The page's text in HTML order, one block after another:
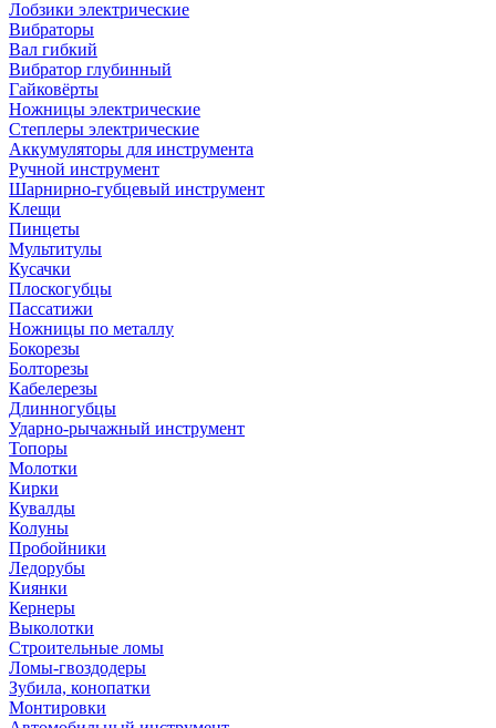
Лобзики электрические
Вибраторы
Вал гибкий
Вибратор глубинный
Гайковёрты
Ножницы электрические
Степлеры электрические
Аккумуляторы для инструмента
Ручной инструмент
Шарнирно-губцевый инструмент
Клещи
Пинцеты
Мультитулы
Кусачки
Плоскогубцы
Пассатижи
Ножницы по металлу
Бокорезы
Болторезы
Кабелерезы
Длинногубцы
Ударно-рычажный инструмент
Топоры
Молотки
Кирки
Кувалды
Колуны
Пробойники
Ледорубы
Киянки
Кернеры
Выколотки
Строительные ломы
Ломы-гвоздодеры
Зубила, конопатки
Монтировки